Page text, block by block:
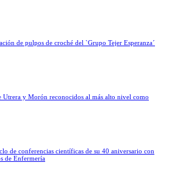
de pulpos de croché del `Grupo Tejer Esperanza´
Utrera y Morón reconocidos al más alto nivel como
de conferencias científicas de su 40 aniversario con
de Enfermería